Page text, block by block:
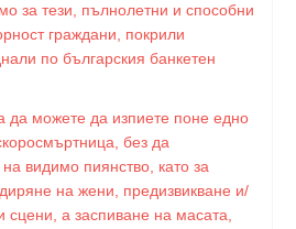
за тези, пълнолетни и способни
граждани, покрили
по българския банкетен
да можете да изпиете поне едно
без да
видимо пиянство, като за
на жени, предизвикване и/
сцени, а заспиване на масата,